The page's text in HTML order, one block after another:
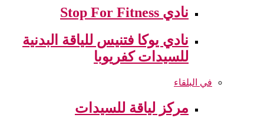
نادي Stop For Fitness
نادي يوكا فتنيس للياقة البدنية
للسيدات كفريوبا
في البلقاء
مركز لياقة للسيدات